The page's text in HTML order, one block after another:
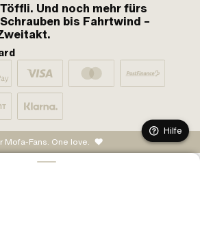
Und noch mehr fürs
bis Fahrtwind –
Mofa-Fans. One love.
Hilfe